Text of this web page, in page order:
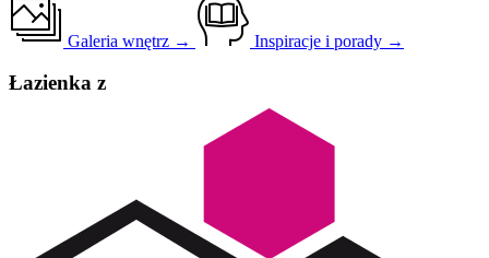
Galeria wnętrz → Inspiracje i porady →
Łazienka z